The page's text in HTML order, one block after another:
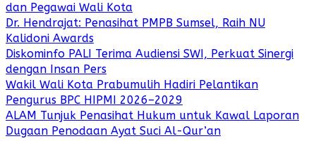
dan Pegawai Wali Kota
Dr. Hendrajat: Penasihat PMPB Sumsel, Raih NU
Kalidoni Awards
Diskominfo PALI Terima Audiensi SWI, Perkuat Sinergi
dengan Insan Pers
Wakil Wali Kota Prabumulih Hadiri Pelantikan
Pengurus BPC HIPMI 2026–2029
ALAM Tunjuk Penasihat Hukum untuk Kawal Laporan
Dugaan Penodaan Ayat Suci Al-Qur’an